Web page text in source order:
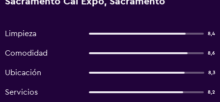
Limpieza 8,4
Comodidad 8,6
Ubicación 8,3
Servicios 8,2